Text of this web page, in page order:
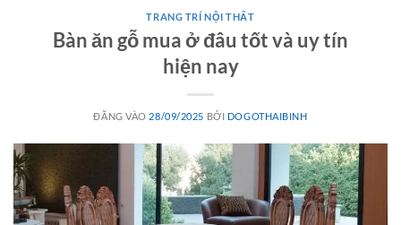
TRANG TRÍ NỘI THẤT
Bàn ăn gỗ mua ở đâu tốt và uy tín
hiện nay
ĐĂNG VÀO 28/09/2025 BỞI DOGOTHAIBINH